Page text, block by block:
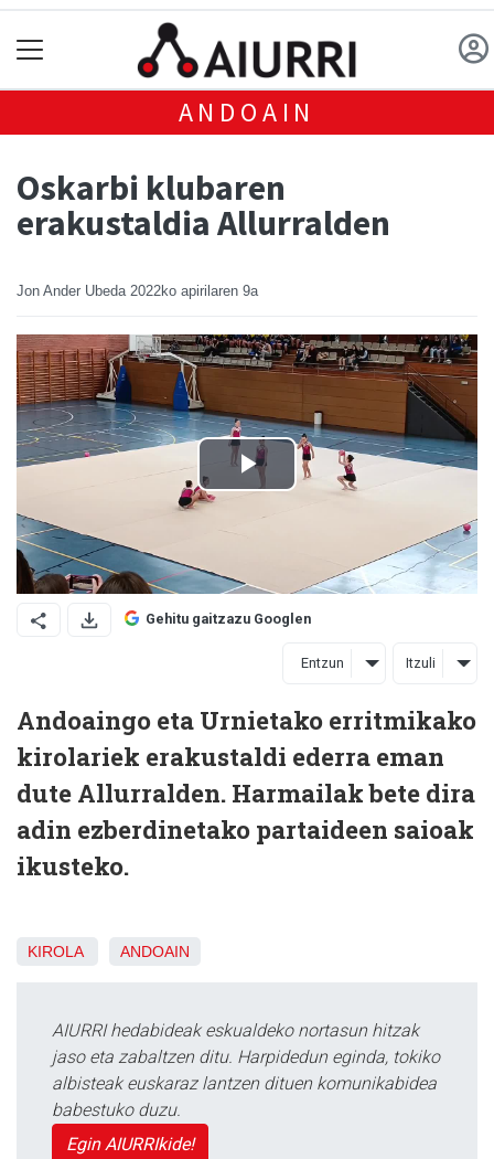
ANDOAIN
Oskarbi klubaren
erakustaldia Allurralden
Jon Ander Ubeda 2022ko apirilaren 9a
Gehitu gaitzazu Googlen
Entzun Itzuli
Andoaingo eta Urnietako erritmikako
kirolariek erakustaldi ederra eman
dute Allurralden. Harmailak bete dira
adin ezberdinetako partaideen saioak
ikusteko.
KIROLA ANDOAIN
AIURRI hedabideak eskualdeko nortasun hitzak
jaso eta zabaltzen ditu. Harpidedun eginda, tokiko
albisteak euskaraz lantzen dituen komunikabidea
babestuko duzu.
Egin AIURRIkide!